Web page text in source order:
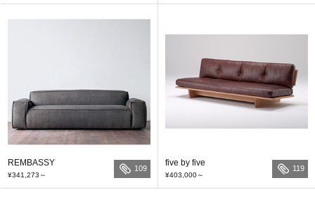
REMBASSY
¥341,273 ～
109
five by five
¥403,000～
119